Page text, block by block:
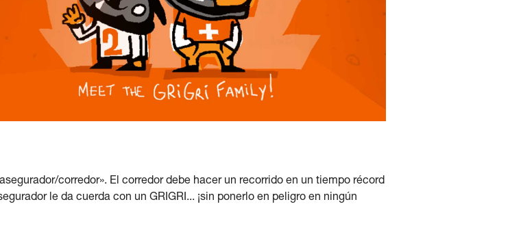
corredor». El corredor debe hacer un recorrido en un tiempo récord
le da cuerda con un GRIGRI... ¡sin ponerlo en peligro en ningún